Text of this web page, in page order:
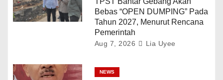
Bebas “OPEN DUMPING” Pada
Tahun 2027, Menurut Rencana
Pemerintah
Aug 7, 2026 Lia Uyee
NEWS